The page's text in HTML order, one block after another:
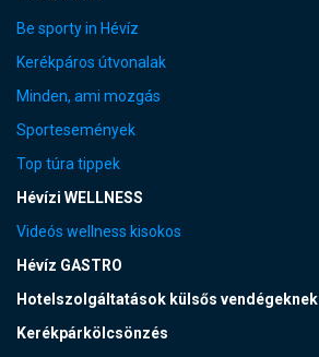
Be sporty in Hévíz
Kerékpáros útvonalak
Minden, ami mozgás
Sportesemények
Top túra tippek
Hévízi WELLNESS
Videós wellness kisokos
Hévíz GASTRO
Hotelszolgáltatások külsős vendégeknek
Kerékpárkölcsönzés